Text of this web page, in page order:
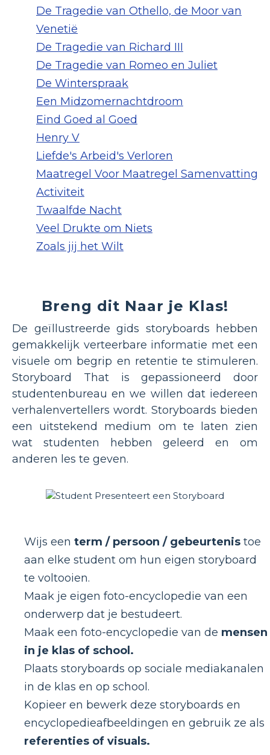
De Tragedie van Othello, de Moor van
Venetië
De Tragedie van Richard III
De Tragedie van Romeo en Juliet
De Winterspraak
Een Midzomernachtdroom
Eind Goed al Goed
Henry V
Liefde's Arbeid's Verloren
Maatregel Voor Maatregel Samenvatting
Activiteit
Twaalfde Nacht
Veel Drukte om Niets
Zoals jij het Wilt
Breng dit Naar je Klas!
De geïllustreerde gids storyboards hebben
gemakkelijk verteerbare informatie met een
visuele om begrip en retentie te stimuleren.
Storyboard That is gepassioneerd door
studentenbureau en we willen dat iedereen
verhalenvertellers wordt. Storyboards bieden
een uitstekend medium om te laten zien
wat studenten hebben geleerd en om
anderen les te geven.
Wijs een term / persoon / gebeurtenis toe
aan elke student om hun eigen storyboard
te voltooien.
Maak je eigen foto-encyclopedie van een
onderwerp dat je bestudeert.
Maak een foto-encyclopedie van de mensen
in je klas of school.
Plaats storyboards op sociale mediakanalen
in de klas en op school.
Kopieer en bewerk deze storyboards en
encyclopedieafbeeldingen en gebruik ze als
referenties of visuals.